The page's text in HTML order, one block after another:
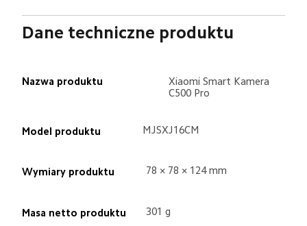
Dane techniczne produktu
Nazwa produktu
Xiaomi Smart Kamera
C500 Pro
Model produktu MJSXJ16CM
Wymiary produktu 78 × 78 × 124 mm
Masa netto produktu 301 g